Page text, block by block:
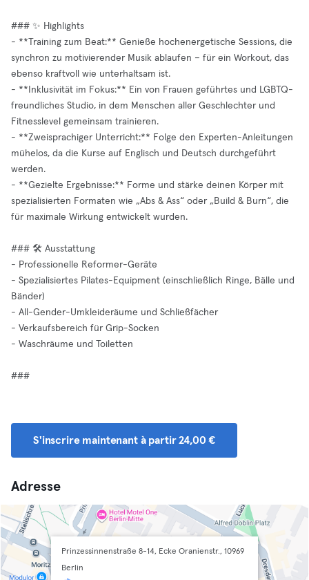
### ✨ Highlights
- **Training zum Beat:** Genieße hochenergetische Sessions, die
synchron zu motivierender Musik ablaufen – für ein Workout, das
ebenso kraftvoll wie unterhaltsam ist.
- **Inklusivität im Fokus:** Ein von Frauen geführtes und LGBTQ-
freundliches Studio, in dem Menschen aller Geschlechter und
Fitnesslevel gemeinsam trainieren.
- **Zweisprachiger Unterricht:** Folge den Experten-Anleitungen
mühelos, da die Kurse auf Englisch und Deutsch durchgeführt
werden.
- **Gezielte Ergebnisse:** Forme und stärke deinen Körper mit
spezialisierten Formaten wie „Abs & Ass“ oder „Build & Burn“, die
für maximale Wirkung entwickelt wurden.
### 🛠️ Ausstattung
- Professionelle Reformer-Geräte
- Spezialisiertes Pilates-Equipment (einschließlich Ringe, Bälle und
Bänder)
- All-Gender-Umkleideräume und Schließfächer
- Verkaufsbereich für Grip-Socken
- Waschräume und Toiletten
###
S'inscrire maintenant à partir 24,00 €
Adresse
Prinzessinnenstraße 8-14, Ecke Oranienstr., 10969
Berlin